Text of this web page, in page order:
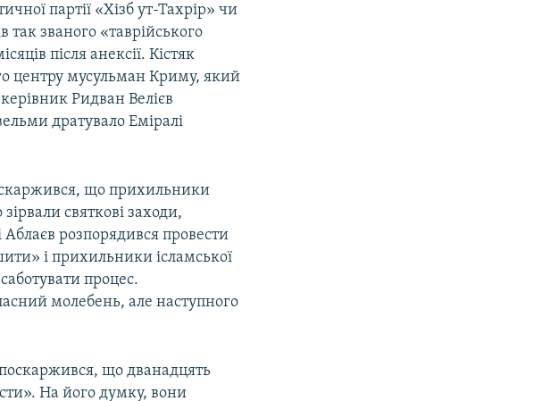
партії «Хізб ут-Тахрір» чи
так званого «таврійського
після анексії. Кістяк
центру мусульман Криму, який
Ридван Велієв
дратувало Еміралі
що прихильники
святкові заходи,
розпорядився провести
і прихильники ісламської
процес.
молебень, але наступного
що дванадцять
На його думку, вони